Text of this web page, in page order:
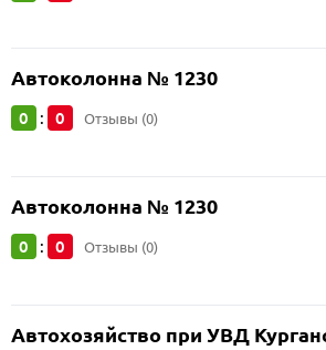
Автоколонна № 1230
0 : 0 Отзывы (0)
Автоколонна № 1230
0 : 0 Отзывы (0)
Автохозяйство при УВД